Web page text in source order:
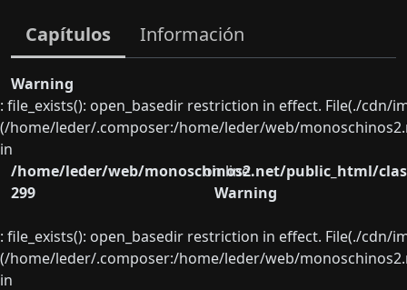
Capítulos Información
Warning
: file_exists(): open_basedir restriction in effect. File(./
(/home/leder/.composer:/home/leder/web/
in
/home/leder/web/monoschinos2.net/public_html/
on line
299
Warning
: file_exists(): open_basedir restriction in effect. File(./
(/home/leder/.composer:/home/leder/web/
in